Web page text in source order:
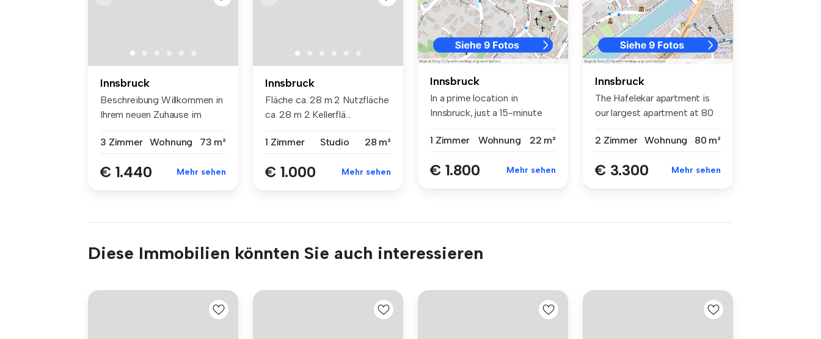
Innsbruck
Beschreibung Willkommen in
Ihrem neuen Zuhause im
3 Zimmer
Wohnung 73 m²
€ 1.440 Mehr sehen
Innsbruck
Fläche ca. 28 m 2 Nutzfläche
ca. 28 m 2 Kellerflä...
1 Zimmer Studio 28 m²
€ 1.000 Mehr sehen
Innsbruck
In a prime location in
Innsbruck, just a 15-minute
1 Zimmer
Wohnung 22 m²
€ 1.800 Mehr sehen
Innsbruck
The Hafelekar apartment is
our largest apartment at 80
2 Zimmer
Wohnung 80 m²
€ 3.300 Mehr sehen
Diese Immobilien könnten Sie auch interessieren